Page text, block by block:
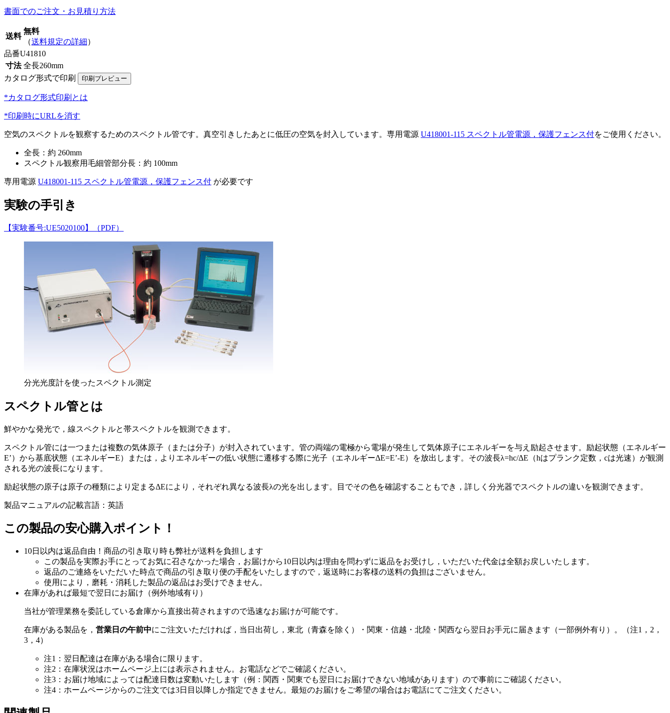
書面でのご注文・お見積り方法
送料
無料
（送料規定の詳細）
品番U41810
寸法 全長260mm
カタログ形式で印刷
*カタログ形式印刷とは
*印刷時にURLを消す
空気のスペクトルを観察するためのスペクトル管です。真空引きしたあとに低圧の空気を封入しています。専用電源 U418001-115 スペクトル管電源，保護フェンス付をご使用ください。
全長：約 260mm
スペクトル観察用毛細管部分長：約 100mm
専用電源 U418001-115 スペクトル管電源，保護フェンス付 が必要です
実験の手引き
【実験番号:UE5020100】（PDF）
分光光度計を使ったスペクトル測定
スペクトル管とは
鮮やかな発光で，線スペクトルと帯スペクトルを観測できます。
スペクトル管には一つまたは複数の気体原子（または分子）が封入されています。管の両端の電極から電場が発生して気体原子にエネルギーを与え励起させます。励起状態（エネルギー
E’）から基底状態（エネルギーE）または，よりエネルギーの低い状態に遷移する際に光子（エネルギーΔE=E’-E）を放出します。その波長λ=hc/ΔE（hはプランク定数，cは光速）が観測
される光の波長になります。
励起状態の原子は原子の種類により定まるΔEにより，それぞれ異なる波長λの光を出します。目でその色を確認することもでき，詳しく分光器でスペクトルの違いを観測できます。
製品マニュアルの記載言語：英語
この製品の安心購入ポイント！
10日以内は返品自由！商品の引き取り時も弊社が送料を負担します
この製品を実際お手にとってお気に召さなかった場合，お届けから10日以内は理由を問わずに返品をお受けし，いただいた代金は全額お戻しいたします。
返品のご連絡をいただいた時点で商品の引き取り便の手配をいたしますので，返送時にお客様の送料の負担はございません。
使用により，磨耗・消耗した製品の返品はお受けできません。
在庫があれば最短で翌日にお届け（例外地域有り）
当社が管理業務を委託している倉庫から直接出荷されますので迅速なお届けが可能です。
在庫がある製品を， 営業日の午前中にご注文いただければ，当日出荷し，東北（青森を除く）・関東・信越・北陸・関西なら翌日お手元に届きます（一部例外有り）。（注1，2，
3，4）
注1：翌日配達は在庫がある場合に限ります。
注2：在庫状況はホームページ上には表示されません。お電話などでご確認ください。
注3：お届け地域によっては配達日数は変動いたします（例：関西・関東でも翌日にお届けできない地域があります）ので事前にご確認ください。
注4：ホームページからのご注文では3日目以降しか指定できません。最短のお届けをご希望の場合はお電話にてご注文ください。